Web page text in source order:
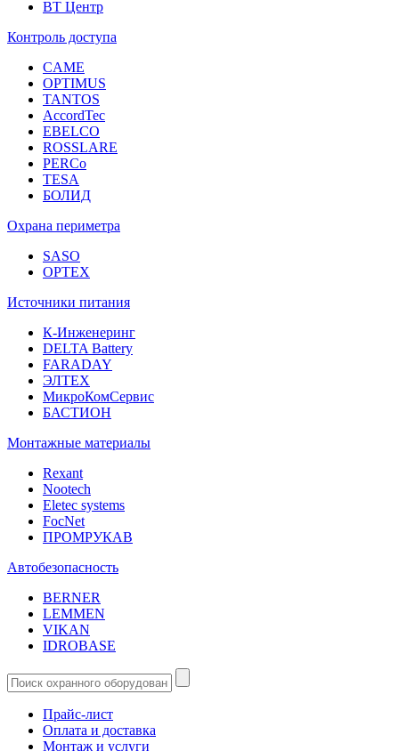
ВТ Центр
Контроль доступа
CAME
OPTIMUS
TANTOS
AccordTec
EBELCO
ROSSLARE
PERCo
TESA
БОЛИД
Охрана периметра
SASO
OPTEX
Источники питания
К-Инженеринг
DELTA Battery
FARADAY
ЭЛТЕХ
МикроКомСервис
БАСТИОН
Монтажные материалы
Rexant
Nootech
Eletec systems
FocNet
ПРОМРУКАВ
Автобезопасность
BERNER
LEMMEN
VIKAN
IDROBASE
Прайс-лист
Оплата и доставка
Монтаж и услуги